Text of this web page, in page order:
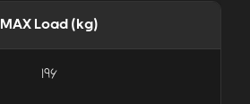
MAX Load (kg)
196